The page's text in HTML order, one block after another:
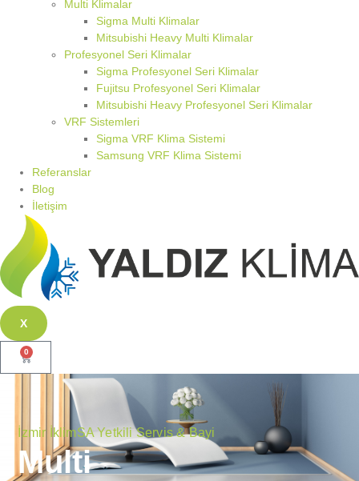
Multi Klimalar
Sigma Multi Klimalar
Mitsubishi Heavy Multi Klimalar
Profesyonel Seri Klimalar
Sigma Profesyonel Seri Klimalar
Fujitsu Profesyonel Seri Klimalar
Mitsubishi Heavy Profesyonel Seri Klimalar
VRF Sistemleri
Sigma VRF Klima Sistemi
Samsung VRF Klima Sistemi
Referanslar
Blog
İletişim
X
0
İzmir İklimSA Yetkili Servis & Bayi
Multi